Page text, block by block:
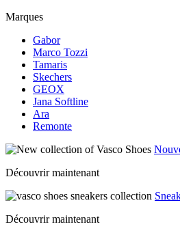
Marques
Gabor
Marco Tozzi
Tamaris
Skechers
GEOX
Jana Softline
Ara
Remonte
Découvrir maintenant
Découvrir maintenant